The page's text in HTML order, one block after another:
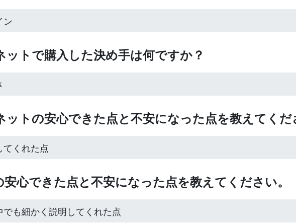
ン
ットで購入した決め手は何ですか？
ットの安心できた点と不安になった点を教えてくだ
くれた点
心できた点と不安になった点を教えてください。
も細かく説明してくれた点